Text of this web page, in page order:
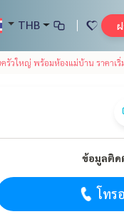
THB
รัวใหญ่ พร้อมห้องแม่บ้าน ราคาเ
ข้อมูลติด
โทร